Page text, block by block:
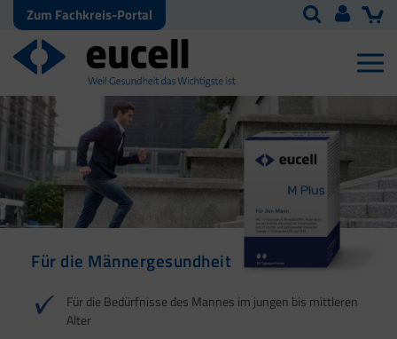
Zum Fachkreis-Portal
Für die Männergesundheit
Für die Bedürfnisse des Mannes im jungen bis mittleren
Alter
Für den Kinderwunsch
1 2 3
Für die männliche